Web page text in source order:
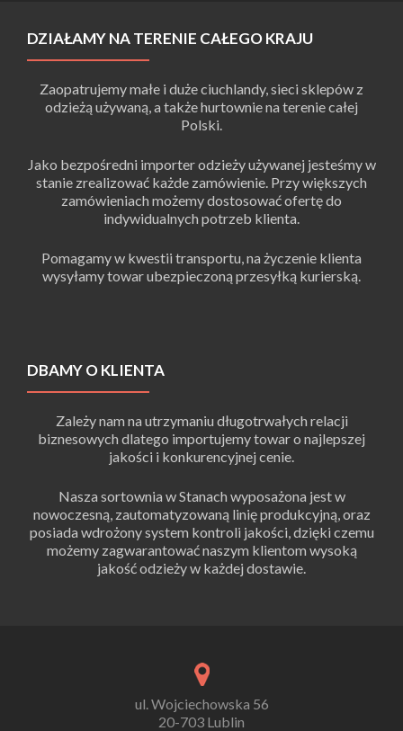
DZIAŁAMY NA TERENIE CAŁEGO KRAJU
Zaopatrujemy małe i duże ciuchlandy, sieci sklepów z
odzieżą używaną, a także hurtownie na terenie całej
Polski.
Jako bezpośredni importer odzieży używanej jesteśmy w
stanie zrealizować każde zamówienie. Przy większych
zamówieniach możemy dostosować ofertę do
indywidualnych potrzeb klienta.
Pomagamy w kwestii transportu, na życzenie klienta
wysyłamy towar ubezpieczoną przesyłką kurierską.
DBAMY O KLIENTA
Zależy nam na utrzymaniu długotrwałych relacji
biznesowych dlatego importujemy towar o najlepszej
jakości i konkurencyjnej cenie.
Nasza sortownia w Stanach wyposażona jest w
nowoczesną, zautomatyzowaną linię produkcyjną, oraz
posiada wdrożony system kontroli jakości, dzięki czemu
możemy zagwarantować naszym klientom wysoką
jakość odzieży w każdej dostawie.
ul. Wojciechowska 56
20-703 Lublin